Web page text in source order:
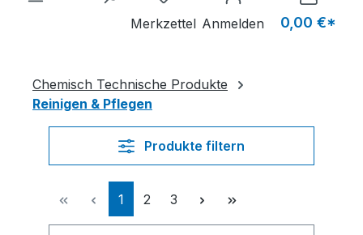
Merkzettel Anmelden 0,00 €*
Chemisch Technische Produkte
Reinigen & Pflegen
Produkte filtern
Seite
1 Seite
2 Seite
3